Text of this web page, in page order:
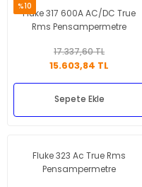
%10
Fluke 317 600A AC/DC True
Rms Pensampermetre
17.337,60 TL
15.603,84 TL
Sepete Ekle
Fluke 323 Ac True Rms
Pensampermetre